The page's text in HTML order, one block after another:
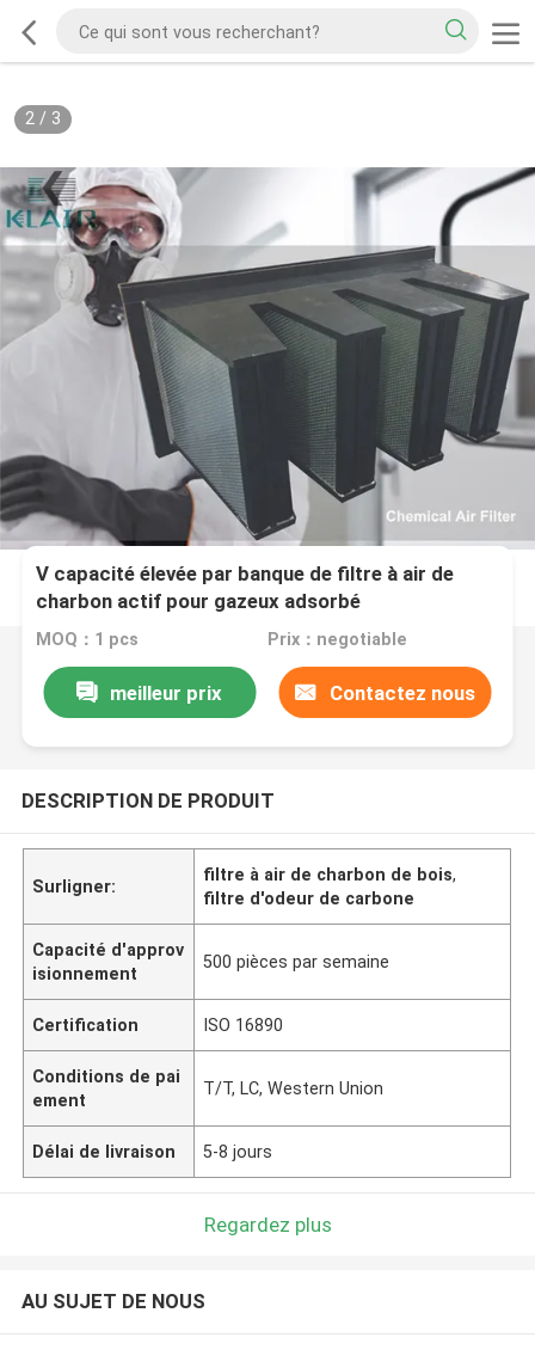
2/ 3
V capacité élevée par banque de filtre à air de
charbon actif pour gazeux adsorbé
MOQ：1 pcs Prix：negotiable
meilleur prix Contactez nous
DESCRIPTION DE PRODUIT
Surligner:
filtre à air de charbon de bois,
filtre d'odeur de carbone
Capacité d'approv
isionnement
500 pièces par semaine
Certification ISO 16890
Conditions de pai
ement
T/T, LC, Western Union
Délai de livraison 5-8 jours
Regardez plus
AU SUJET DE NOUS